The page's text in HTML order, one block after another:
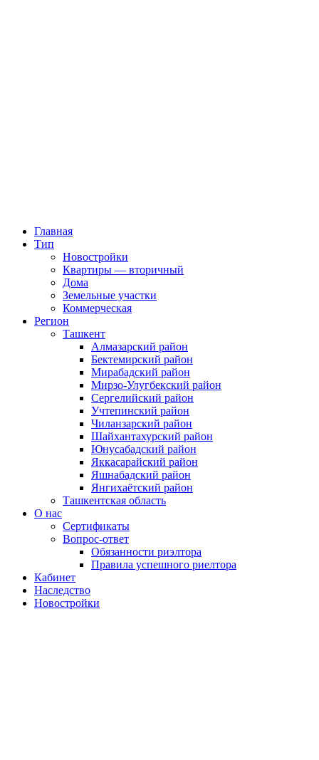
Главная
Тип
Новостройки
Квартиры — вторичный
Дома
Земельные участки
Коммерческая
Регион
Ташкент
Алмазарский район
Бектемирский район
Мирабадский район
Мирзо-Улугбекский район
Сергелийский район
Учтепинский район
Чиланзарский район
Шайхантахурский район
Юнусабадский район
Яккасарайский район
Яшнабадский район
Янгихаётский район
Ташкентская область
О нас
Сертификаты
Вопрос-ответ
Обязанности риэлтора
Правила успешного риелтора
Кабинет
Наследство
Новостройки